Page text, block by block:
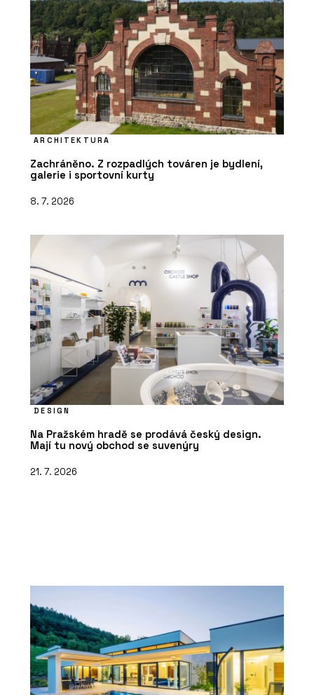
ARCHITEKTURA
Zachráněno. Z rozpadlých továren je bydlení,
galerie i sportovní kurty
8. 7. 2026
DESIGN
Na Pražském hradě se prodává český design.
Mají tu nový obchod se suvenýry
21. 7. 2026